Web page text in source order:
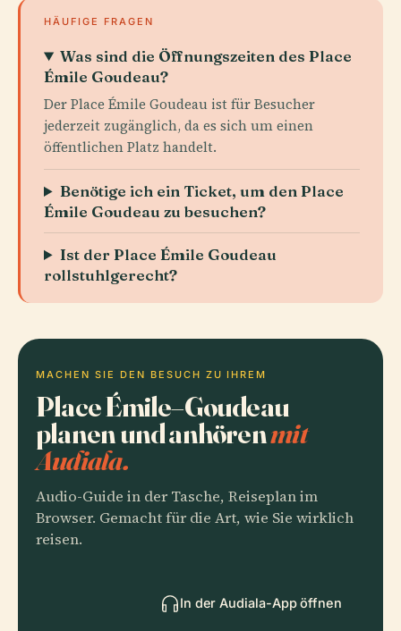
HÄUFIGE FRAGEN
Was sind die Öffnungszeiten des Place
Émile Goudeau?
Der Place Émile Goudeau ist für Besucher
jederzeit zugänglich, da es sich um einen
öffentlichen Platz handelt.
Benötige ich ein Ticket, um den Place
Émile Goudeau zu besuchen?
Ist der Place Émile Goudeau
rollstuhlgerecht?
MACHEN SIE DEN BESUCH ZU IHREM
Place Émile–Goudeau
planen und anhörenmit
Audiala.
Audio-Guide in der Tasche, Reiseplan im
Browser. Gemacht für die Art, wie Sie wirklich
reisen.
In der Audiala-App öffnen